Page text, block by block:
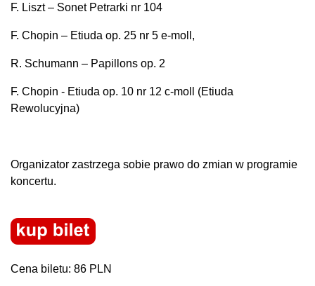
F. Liszt – Sonet Petrarki nr 104
F. Chopin – Etiuda op. 25 nr 5 e-moll,
R. Schumann – Papillons op. 2
F. Chopin - Etiuda op. 10 nr 12 c-moll (Etiuda
Rewolucyjna)
Organizator zastrzega sobie prawo do zmian w programie
koncertu.
Cena biletu: 86 PLN